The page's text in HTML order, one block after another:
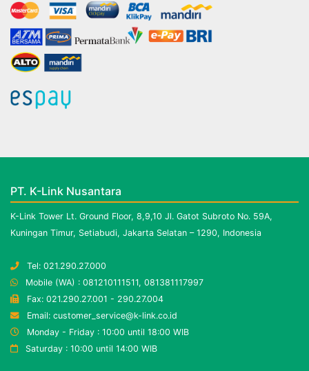
PT. K-Link Nusantara
K-Link Tower Lt. Ground Floor, 8,9,10 Jl. Gatot Subroto No. 59A,
Kuningan Timur, Setiabudi, Jakarta Selatan – 1290, Indonesia
Tel: 021.290.27.000
Mobile (WA) : 081210111511, 081381117997
Fax: 021.290.27.001 - 290.27.004
Email: customer_service@k-link.co.id
Monday - Friday : 10:00 until 18:00 WIB
Saturday : 10:00 until 14:00 WIB